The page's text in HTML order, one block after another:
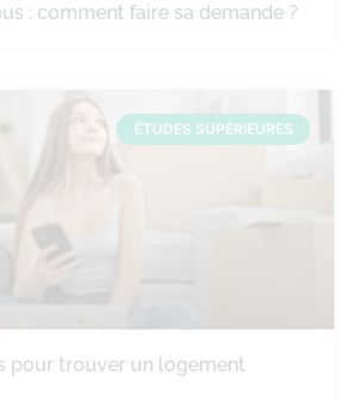
: comment faire sa demande ?
ÉTUDES SUPÉRIEURES
pour trouver un logement